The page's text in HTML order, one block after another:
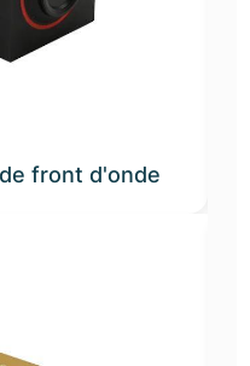
front d'onde